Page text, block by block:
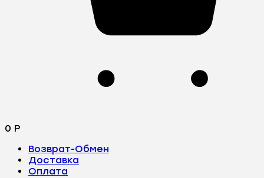
0 Р
Возврат-Обмен
Доставка
Оплата